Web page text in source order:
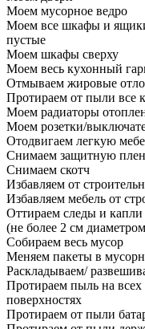
Моем мусорное ведро
Моем все шкафы и
пустые
Моем шкафы сверху
Моем весь кухонный
Отмываем жировые
Протираем от пыли все
Моем радиаторы
Моем розетки/
Отодвигаем легкую
Снимаем защитную
Снимаем скотч
Избавляем от
Избавляем мебель от
Оттираем следы и капли
(не более 2 см
Собираем весь мусор
Меняем пакеты в
Раскладываем/
Протираем пыль на
поверхностях
Протираем от пыли